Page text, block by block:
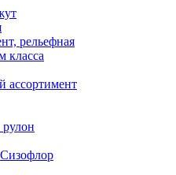
рельефная
класса
ассортимент
рулон